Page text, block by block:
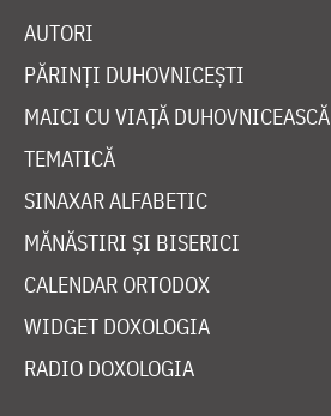
AUTORI
PĂRINȚI DUHOVNICEȘTI
MAICI CU VIAȚĂ DUHOVNICEASCĂ
TEMATICĂ
SINAXAR ALFABETIC
MĂNĂSTIRI ȘI BISERICI
CALENDAR ORTODOX
WIDGET DOXOLOGIA
RADIO DOXOLOGIA